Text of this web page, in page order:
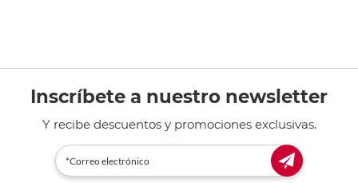
Inscríbete a nuestro newsletter
Y recibe descuentos y promociones exclusivas.